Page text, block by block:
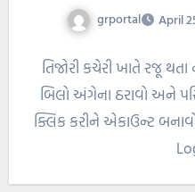
grportal April
તિજોરી કચેરી ખાતે રજૂ
બિલો અંગેના ઠરાવો અને
ક્લિક કરીને એકાઉન્ટ